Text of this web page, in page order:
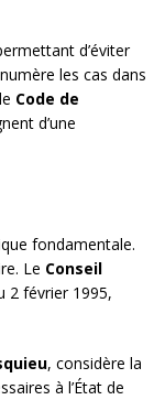
d’éviter
les cas dans
Code de
d’une
fondamentale.
Le Conseil
2 février 1995,
, considère la
à l’État de